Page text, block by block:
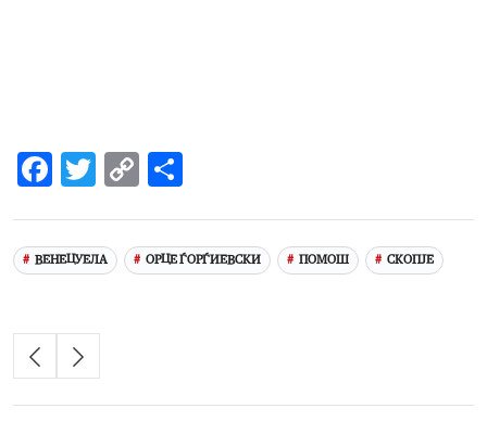
Facebook
Twitter
Copy
ВЕНЕЦУЕЛА ОРЦЕ ЃОРЃИЕВСКИ ПОМОШ СКОПЈЕ